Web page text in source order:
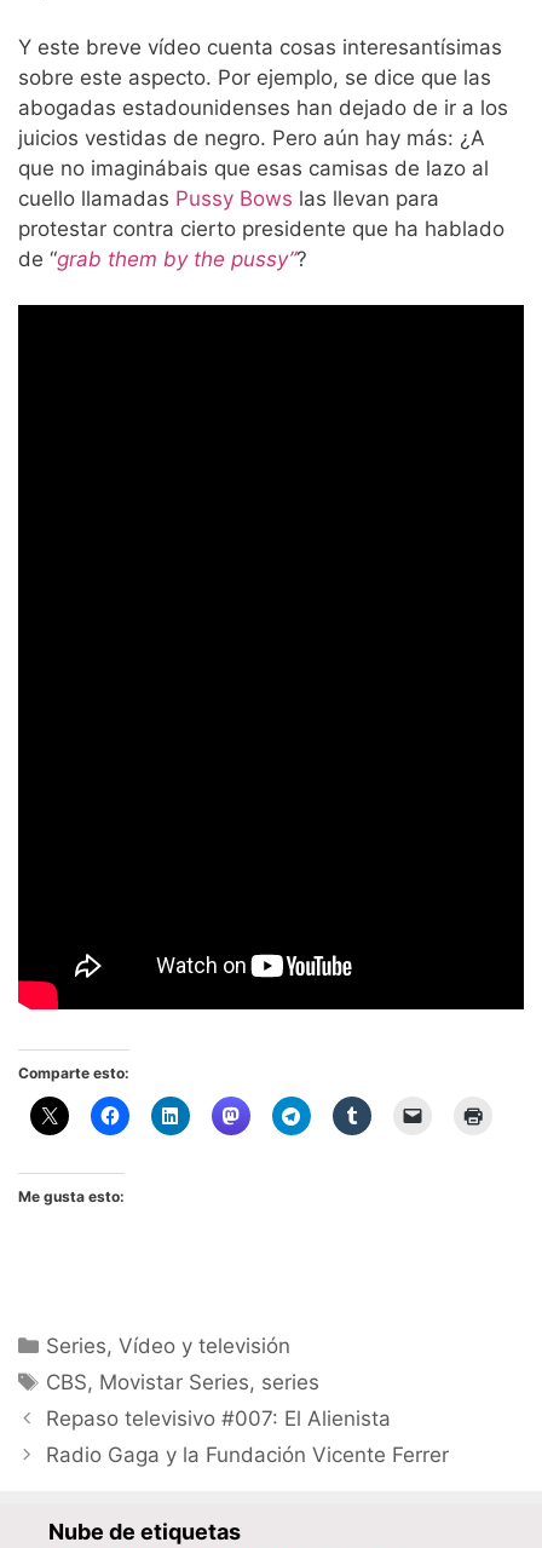
Y este breve vídeo cuenta cosas interesantísimas
sobre este aspecto. Por ejemplo, se dice que las
abogadas estadounidenses han dejado de ir a los
juicios vestidas de negro. Pero aún hay más: ¿A
que no imaginábais que esas camisas de lazo al
cuello llamadas Pussy Bows las llevan para
protestar contra cierto presidente que ha hablado
de “grab them by the pussy”?
Comparte esto:
Me gusta esto:
Categorías
Series,Vídeo y televisión
Etiquetas
CBS, Movistar Series, series
Repaso televisivo #007: El Alienista
Radio Gaga y la Fundación Vicente Ferrer
Nube de etiquetas